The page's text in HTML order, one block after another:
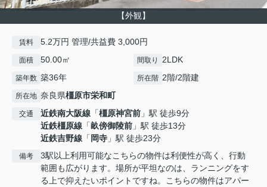
【外観】
賃料 5.2万円 管理/共益費 3,000円
面積 50.00㎡ 間取り 2LDK
築年数 築36年 所在階 2階/2階建
所在地 奈良県橿原市栄和町
交通 近鉄南大阪線 「橿原神宮前 」駅 徒歩9分
近鉄橿原線 「畝傍御陵前 」駅 徒歩13分
近鉄吉野線 「岡寺 」駅 徒歩23分
備考
3駅以上利用可能なこちらの物件は利便性が高く、行動
範囲も広がります。場所が平坦なのは、ランニングをす
る上で抑えたいポイントですね。こちらの物件はアパー